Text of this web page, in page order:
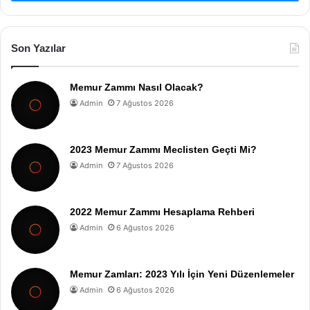
Son Yazılar
Memur Zammı Nasıl Olacak?
Admin 7 Ağustos 2026
2023 Memur Zammı Meclisten Geçti Mi?
Admin 7 Ağustos 2026
2022 Memur Zammı Hesaplama Rehberi
Admin 6 Ağustos 2026
Memur Zamları: 2023 Yılı İçin Yeni Düzenlemeler
Admin 6 Ağustos 2026